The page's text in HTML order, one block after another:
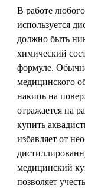
В работе
используется
должно быть
химический
формуле.
медицинского
накипь на
отражается на
купить
избавляет от
медицинский
позволяет